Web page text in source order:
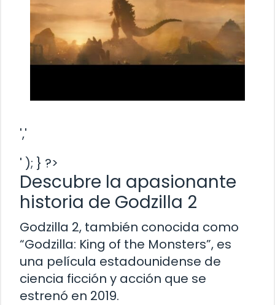
','
' ); } ?>
Descubre la apasionante
historia de Godzilla 2
Godzilla 2, también conocida como
“Godzilla: King of the Monsters”, es
una película estadounidense de
ciencia ficción y acción que se
estrenó en 2019.